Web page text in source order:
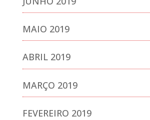
MAIO 2019
ABRIL 2019
MARÇO 2019
FEVEREIRO 2019